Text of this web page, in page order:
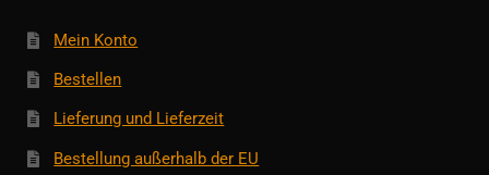
Mein Konto
Bestellen
Lieferung und Lieferzeit
Bestellung außerhalb der EU